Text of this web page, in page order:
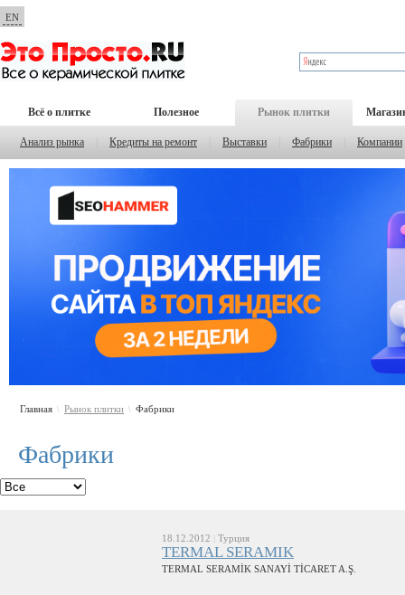
EN
Всё о плитке Полезное Рынок плитки
Анализ рынка Кредиты на ремонт Выставки Фабрики Компании
Главная \ Рынок плитки \ Фабрики
Фабрики
18.12.2012 Турция
TERMAL SERAMIK
TERMAL SERAMİK SANAYİ TİCARET A.Ş.